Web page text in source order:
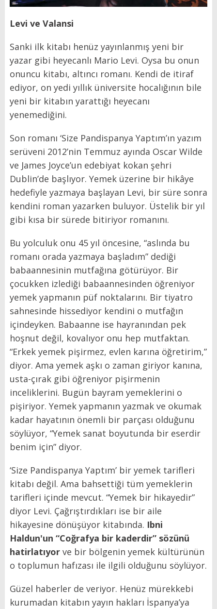
Levi ve Valansi
Sanki ilk kitabı henüz yayınlanmış yeni bir
yazar gibi heyecanlı Mario Levi. Oysa bu onun
onuncu kitabı, altıncı romanı. Kendi de itiraf
ediyor, on yedi yıllık üniversite hocalığının bile
yeni bir kitabın yarattığı heyecanı
yenemediğini.
Son romanı ‘Size Pandispanya Yaptım’ın yazım
serüveni 2012’nin Temmuz ayında Oscar Wilde
ve James Joyce’un edebiyat kokan şehri
Dublin’de başlıyor. Yemek üzerine bir hikâye
hedefiyle yazmaya başlayan Levi, bir süre sonra
kendini roman yazarken buluyor. Üstelik bir yıl
gibi kısa bir sürede bitiriyor romanını.
Bu yolculuk onu 45 yıl öncesine, “aslında bu
romanı orada yazmaya başladım” dediği
babaannesinin mutfağına götürüyor. Bir
çocukken izlediği babaannesinden öğreniyor
yemek yapmanın püf noktalarını. Bir tiyatro
sahnesinde hissediyor kendini o mutfağın
içindeyken. Babaanne ise hayranından pek
hoşnut değil, kovalıyor onu hep mutfaktan.
“Erkek yemek pişirmez, evlen karına öğretirim,”
diyor. Ama yemek aşkı o zaman giriyor kanına,
usta-çırak gibi öğreniyor pişirmenin
inceliklerini. Bugün bayram yemeklerini o
pişiriyor. Yemek yapmanın yazmak ve okumak
kadar hayatının önemli bir parçası olduğunu
söylüyor, “Yemek sanat boyutunda bir eserdir
benim için” diyor.
‘Size Pandispanya Yaptım’ bir yemek tarifleri
kitabı değil. Ama bahsettiği tüm yemeklerin
tarifleri içinde mevcut. “Yemek bir hikayedir”
diyor Levi. Çağrıştırdıkları ise bir aile
hikayesine dönüşüyor kitabında. Ibni
Haldun'un “Coğrafya bir kaderdir” sözünü
hatirlatıyor ve bir bölgenin yemek kültürünün
o toplumun hafızası ile ilgili olduğunu söylüyor.
Güzel haberler de veriyor. Henüz mürekkebi
kurumadan kitabın yayın hakları İspanya’ya